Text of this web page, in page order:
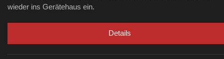
wieder ins Gerätehaus ein.
Details